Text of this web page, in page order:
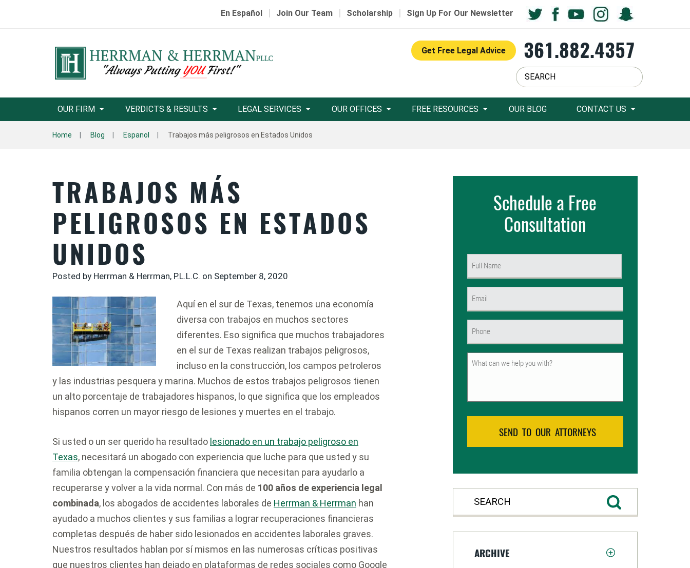
En Español | Join Our Team | Scholarship | Sign Up For Our Newsletter
Get Free Legal Advice 361.882.4357
OUR FIRM VERDICTS & RESULTS LEGAL SERVICES OUR OFFICES FREE RESOURCES OUR BLOG CONTACT US
Home Blog Espanol Trabajos más peligrosos en Estados Unidos
TRABAJOS MÁS
PELIGROSOS EN ESTADOS
UNIDOS
Posted by Herrman & Herrman, P.L.L.C. on September 8, 2020
Aquí en el sur de Texas, tenemos una economía
diversa con trabajos en muchos sectores
diferentes. Eso significa que muchos trabajadores
en el sur de Texas realizan trabajos peligrosos,
incluso en la construcción, los campos petroleros
y las industrias pesquera y marina. Muchos de estos trabajos peligrosos tienen
un alto porcentaje de trabajadores hispanos, lo que significa que los empleados
hispanos corren un mayor riesgo de lesiones y muertes en el trabajo.
Si usted o un ser querido ha resultado lesionado en un trabajo peligroso en
Texas, necesitará un abogado con experiencia que luche para que usted y su
familia obtengan la compensación financiera que necesitan para ayudarlo a
recuperarse y volver a la vida normal. Con más de 100 años de experiencia legal
combinada, los abogados de accidentes laborales de Herrman & Herrman han
ayudado a muchos clientes y sus familias a lograr recuperaciones financieras
completas después de haber sido lesionados en accidentes laborales graves.
Nuestros resultados hablan por sí mismos en las numerosas críticas positivas
que nuestros clientes han dejado en plataformas de redes sociales como Google
Schedule a Free
Consultation
First
Untitled
ARCHIVE